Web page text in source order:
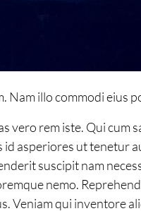
Nam illo commodi eius
vero rem iste. Qui cum
asperiores ut tenetur
suscipit nam
nemo.
Veniam qui inventore